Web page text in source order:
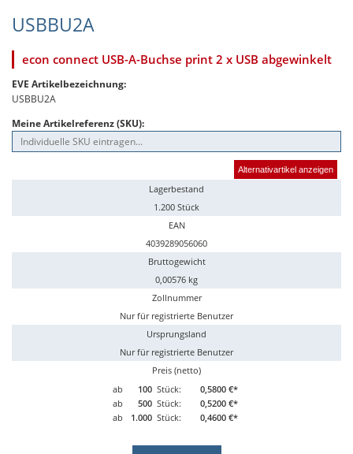
USBBU2A
econ connect USB-A-Buchse print 2 x USB abgewinkelt
EVE Artikelbezeichnung:
USBBU2A
Meine Artikelreferenz (SKU):
Alternativartikel anzeigen
Lagerbestand
1.200 Stück
EAN
4039289056060
Bruttogewicht
0,00576 kg
Zollnummer
Nur für registrierte Benutzer
Ursprungsland
Nur für registrierte Benutzer
Preis (netto)
ab
100 Stück:
0,5800 €*
ab
500 Stück:
0,5200 €*
ab
1.000 Stück: 0,4600 €*